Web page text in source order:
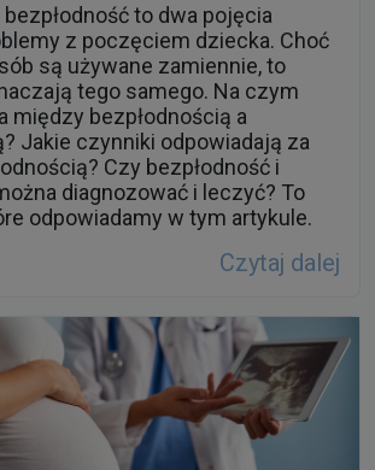
bezpłodność to dwa pojęcia
z poczęciem dziecka. Choć
są używane zamiennie, to
tego samego. Na czym
między bezpłodnością a
Jakie czynniki odpowiadają za
Czy bezpłodność i
diagnozować i leczyć? To
odpowiadamy w tym artykule.
Czytaj dalej